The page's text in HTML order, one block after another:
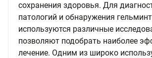
сохранения здоровья. Для
патологий и обнаружения
используются различные
позволяют подобрать наиболее
лечение. Одним из широко